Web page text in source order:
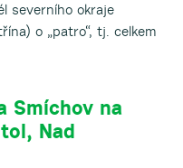
severního okraje
o „patro“, tj. celkem
Smíchov na
Nad